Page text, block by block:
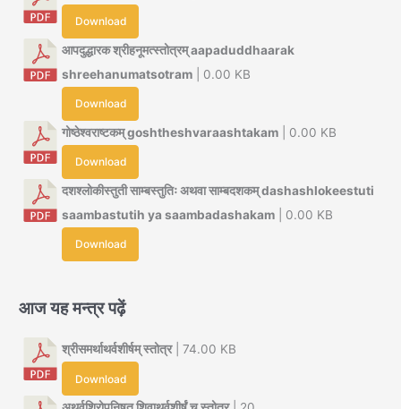
Download
आपदुद्धारक श्रीहनूमत्स्तोत्रम् aapaduddhaarak
shreehanumatsotram | 0.00 KB
Download
गोष्ठेश्वराष्टकम् goshtheshvaraashtakam | 0.00 KB
Download
दशश्लोकीस्तुती साम्बस्तुतिः अथवा साम्बदशकम् dashashlokeestuti
saambastutih ya saambadashakam | 0.00 KB
Download
आज यह मन्त्र पढ़ें
श्रीसमर्थाथर्वशीर्षम् स्तोत्र| 74.00 KB
Download